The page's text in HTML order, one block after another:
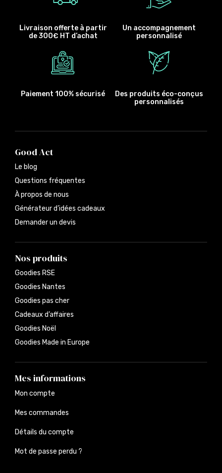
Livraison offerte à partir
de 300€ HT d’achat
Un accompagnement
personnalisé
Paiement 100% sécurisé
Des produits éco-conçus
personnalisés
Good Act
Le blog
Questions fréquentes
À propos de nous
Générateur d’idées cadeaux
Demander un devis
Nos produits
Goodies RSE
Goodies Nantes
Goodies pas cher
Cadeaux d’affaires
Goodies Noël
Goodies Made in Europe
Mes informations
Mon compte
Mes commandes
Détails du compte
Mot de passe perdu ?